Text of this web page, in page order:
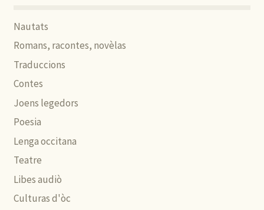
Nautats
Romans, racontes, novèlas
Traduccions
Contes
Joens legedors
Poesia
Lenga occitana
Teatre
Libes audiò
Culturas d'òc